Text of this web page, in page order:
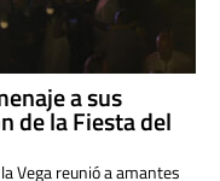
a sus
de la Fiesta del
Vega reunió a amantes